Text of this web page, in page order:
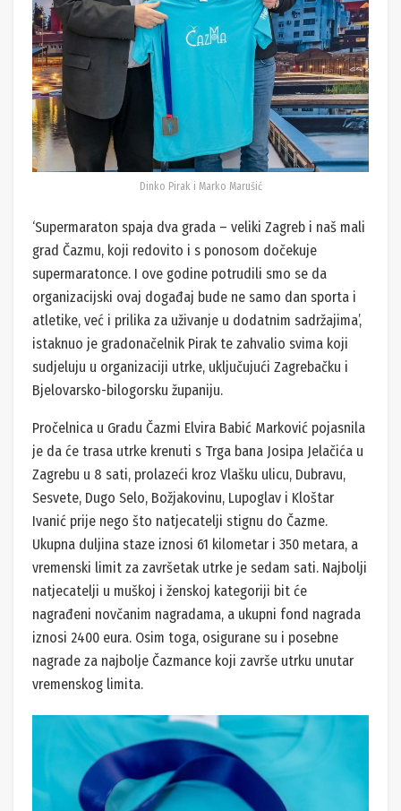
Dinko Pirak i Marko Marušić
‘Supermaraton spaja dva grada – veliki Zagreb i naš mali
grad Čazmu, koji redovito i s ponosom dočekuje
supermaratonce. I ove godine potrudili smo se da
organizacijski ovaj događaj bude ne samo dan sporta i
atletike, već i prilika za uživanje u dodatnim sadržajima’,
istaknuo je gradonačelnik Pirak te zahvalio svima koji
sudjeluju u organizaciji utrke, uključujući Zagrebačku i
Bjelovarsko-bilogorsku županiju.
Pročelnica u Gradu Čazmi Elvira Babić Marković pojasnila
je da će trasa utrke krenuti s Trga bana Josipa Jelačića u
Zagrebu u 8 sati, prolazeći kroz Vlašku ulicu, Dubravu,
Sesvete, Dugo Selo, Božjakovinu, Lupoglav i Kloštar
Ivanić prije nego što natjecatelji stignu do Čazme.
Ukupna duljina staze iznosi 61 kilometar i 350 metara, a
vremenski limit za završetak utrke je sedam sati. Najbolji
natjecatelji u muškoj i ženskoj kategoriji bit će
nagrađeni novčanim nagradama, a ukupni fond nagrada
iznosi 2400 eura. Osim toga, osigurane su i posebne
nagrade za najbolje Čazmance koji završe utrku unutar
vremenskog limita.